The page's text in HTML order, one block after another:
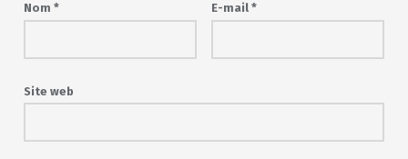
Nom * E-mail *
Site web